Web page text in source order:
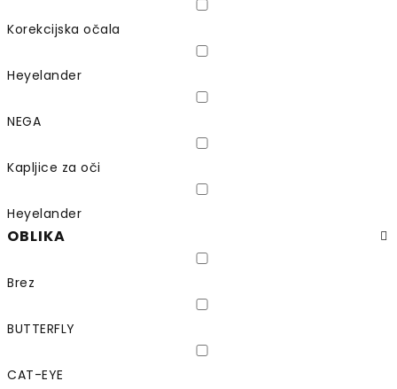
Korekcijska očala
Heyelander
NEGA
Kapljice za oči
Heyelander
OBLIKA
Brez
BUTTERFLY
CAT-EYE